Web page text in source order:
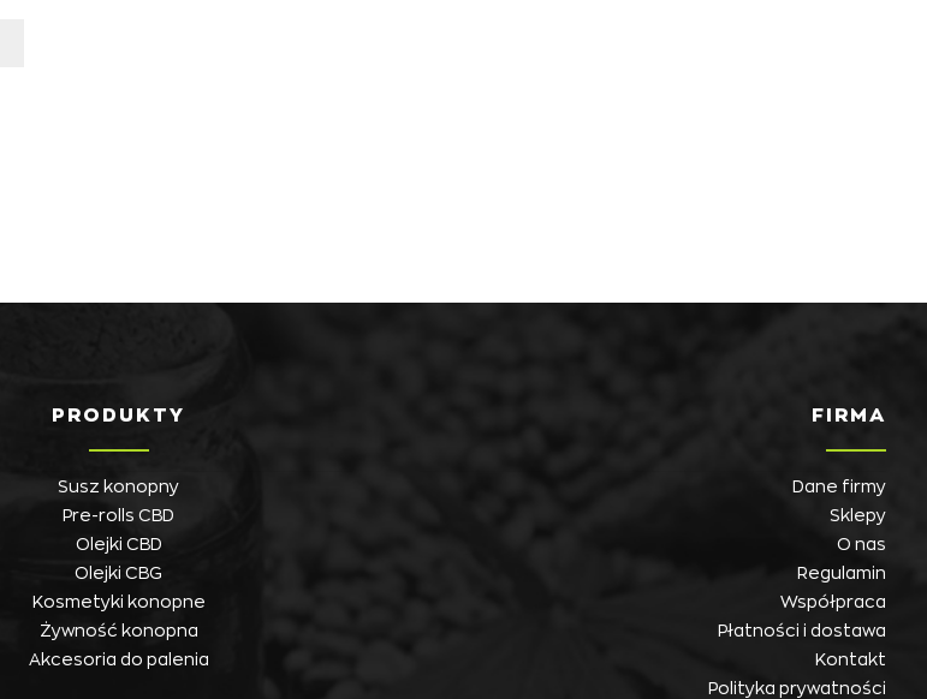
PRODUKTY
Susz konopny
Pre-rolls CBD
Olejki CBD
Olejki CBG
Kosmetyki konopne
Żywność konopna
Akcesoria do palenia
FIRMA
Dane firmy
Sklepy
O nas
Regulamin
Współpraca
Płatności i dostawa
Kontakt
Polityka prywatności